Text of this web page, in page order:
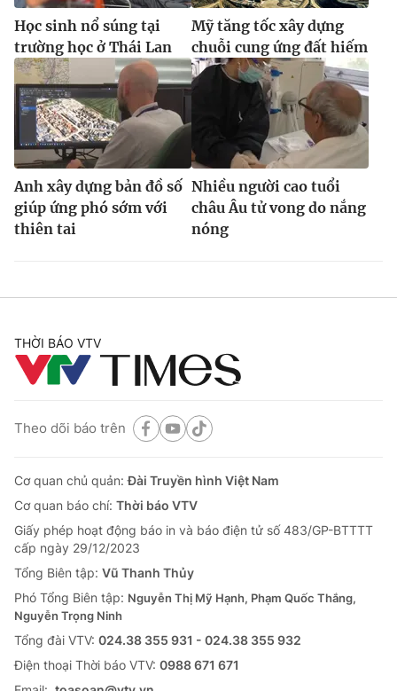
Học sinh nổ súng tại
trường học ở Thái Lan
Mỹ tăng tốc xây dựng
chuỗi cung ứng đất hiếm
Anh xây dựng bản đồ số
giúp ứng phó sớm với
thiên tai
Nhiều người cao tuổi
châu Âu tử vong do nắng
nóng
THỜI BÁO VTV
Theo dõi báo trên
Cơ quan chủ quản:Đài Truyền hình Việt Nam
Cơ quan báo chí: Thời báo VTV
Giấy phép hoạt động báo in và báo điện tử số 483/GP-BTTTT
cấp ngày 29/12/2023
Tổng Biên tập: Vũ Thanh Thủy
Phó Tổng Biên tập: Nguyễn Thị Mỹ Hạnh, Phạm Quốc Thắng,
Nguyễn Trọng Ninh
Tổng đài VTV: 024.38 355 931 - 024.38 355 932
Ðiện thoại Thời báo VTV: 0988 671 671